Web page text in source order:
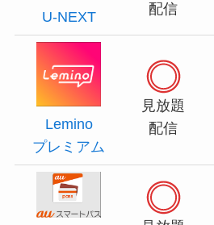
U-NEXT
配信
Lemino
プレミアム
見放題
配信